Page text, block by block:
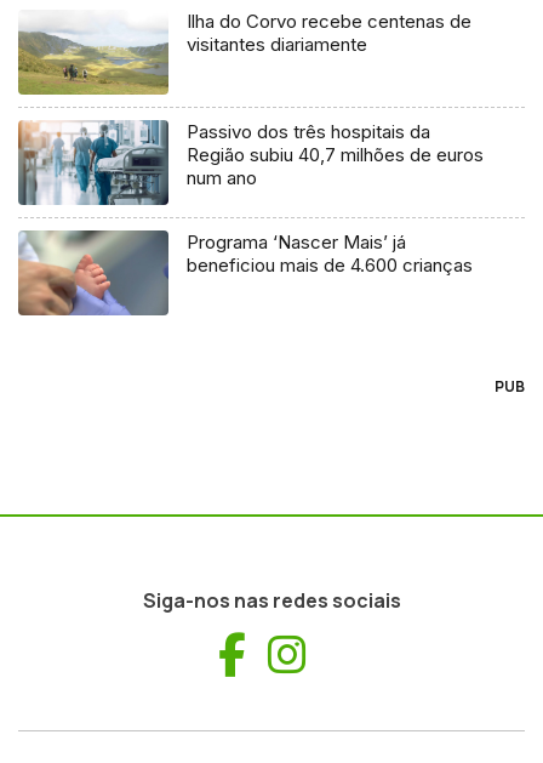
Ilha do Corvo recebe centenas de
visitantes diariamente
Passivo dos três hospitais da
Região subiu 40,7 milhões de euros
num ano
Programa ‘Nascer Mais’ já
beneficiou mais de 4.600 crianças
PUB
Siga-nos nas redes sociais
Facebook